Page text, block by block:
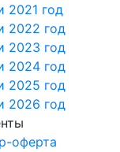
2021 год
2022 год
2023 год
2024 год
2025 год
2026 год
оферта